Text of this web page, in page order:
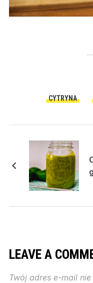
CYTRYNA
LEAVE A
Twój adres e-mail